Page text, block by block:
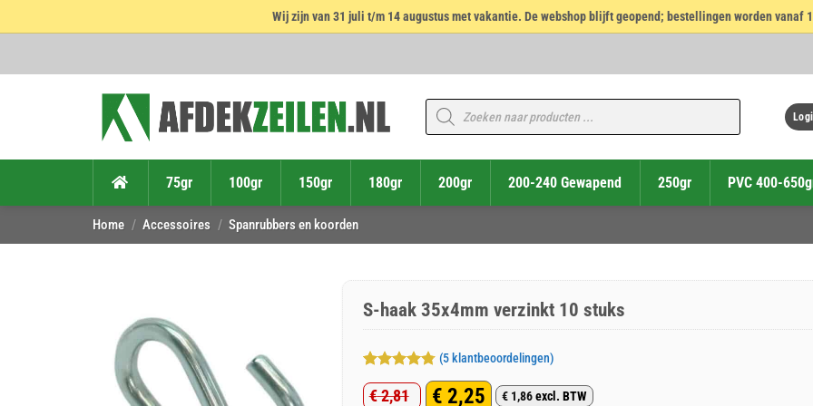
Wij zijn van 31 juli t/m 14 augustus met vakantie. De webshop blijft geopend; bestellingen worden vanaf
Producten
zoeken
75gr 100gr 150gr 180gr 200gr 200-240 Gewapend 250gr PVC 400-
Home / Accessoires / Spanrubbers en koorden
S-haak 35x4mm verzinkt 10 stuks
Gewaardeerd
4.8op 5
5
(5klantbeoordelingen)
€2,81 € 2,25 €1,86excl. BTW